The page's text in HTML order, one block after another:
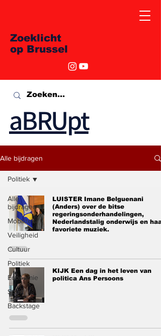
Zoeklicht
op Brussel
aBRUpt
Alle bijdragen
Alle
bijdragen
Mobiliteit
Veiligheid
Cultuur
Politiek
Economie
Sport
Backstage
Politiek
LUISTER Imane Belguenani
(Anders) over de bitse
regeringsonderhandelingen,
Nederlandstalig onderwijs en haar
favoriete muziek.
KIJK Een dag in het leven van
politica Ans Persoons